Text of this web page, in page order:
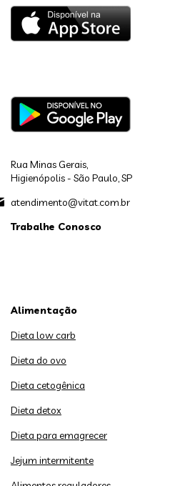
Rua Minas Gerais,
Higienópolis - São Paulo, SP
atendimento@vitat.com.br
Trabalhe Conosco
Alimentação
Dieta low carb
Dieta do ovo
Dieta cetogênica
Dieta detox
Dieta para emagrecer
Jejum intermitente